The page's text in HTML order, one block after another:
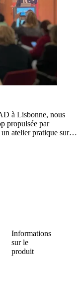
à Lisbonne, nous
propulsée par
atelier pratique sur
FX pour
Informations
sur le
produit